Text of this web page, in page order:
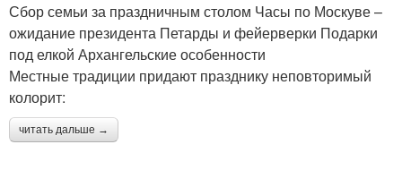
Сбор семьи за праздничным столом Часы по Москуве –
ожидание президента Петарды и фейерверки Подарки
под елкой Архангельские особенности
Местные традиции придают празднику неповторимый
колорит:
читать дальше →